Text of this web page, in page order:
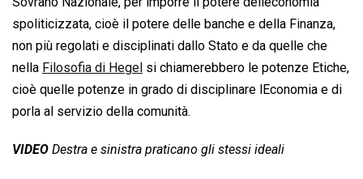
spoliticizzata, cioè il potere delle banche e della Finanza,
non più regolati e disciplinati dallo Stato e da quelle che
nella Filosofia di Hegel si chiamerebbero le potenze Etiche,
cioè quelle potenze in grado di disciplinare lEconomia e di
porla al servizio della comunità.
VIDEO Destra e sinistra praticano gli stessi ideali